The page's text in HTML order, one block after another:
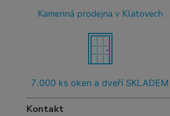
Kamenná prodejna v Klatovech
7.000 ks oken a dveří SKLADEM
Kontakt